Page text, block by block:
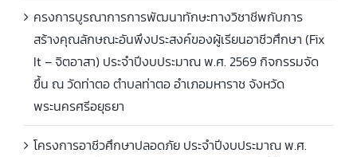
ครงการบูรณาการการพัฒนาทักษะทางวิชาชีพกับการ
สร้างคุณลักษณะอันพึงประสงค์ของผู้เรียนอาชีวศึกษา (Fix
It – จิตอาสา) ประจำปีงบประมาณ พ.ศ. 2569 กิจกรรมจัด
ขึ้น ณ วัดท่าตอ ตำบลท่าตอ อำเภอมหาราช จังหวัด
พระนครศรีอยุธยา
โครงการอาชีวศึกษาปลอดภัย ประจำปีงบประมาณ พ.ศ.